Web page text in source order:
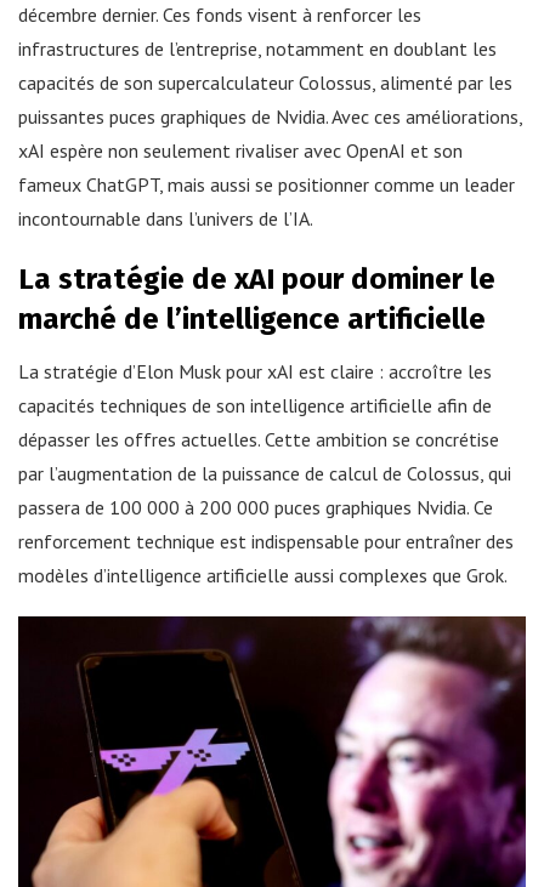
décembre dernier. Ces fonds visent à renforcer les
infrastructures de l’entreprise, notamment en doublant les
capacités de son supercalculateur Colossus, alimenté par les
puissantes puces graphiques de Nvidia. Avec ces améliorations,
xAI espère non seulement rivaliser avec OpenAI et son
fameux ChatGPT, mais aussi se positionner comme un leader
incontournable dans l’univers de l’IA.
La stratégie de xAI pour dominer le
marché de l’intelligence artificielle
La stratégie d’Elon Musk pour xAI est claire : accroître les
capacités techniques de son intelligence artificielle afin de
dépasser les offres actuelles. Cette ambition se concrétise
par l’augmentation de la puissance de calcul de Colossus, qui
passera de 100 000 à 200 000 puces graphiques Nvidia. Ce
renforcement technique est indispensable pour entraîner des
modèles d’intelligence artificielle aussi complexes que Grok.